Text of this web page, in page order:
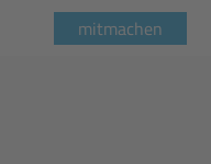
mitmachen